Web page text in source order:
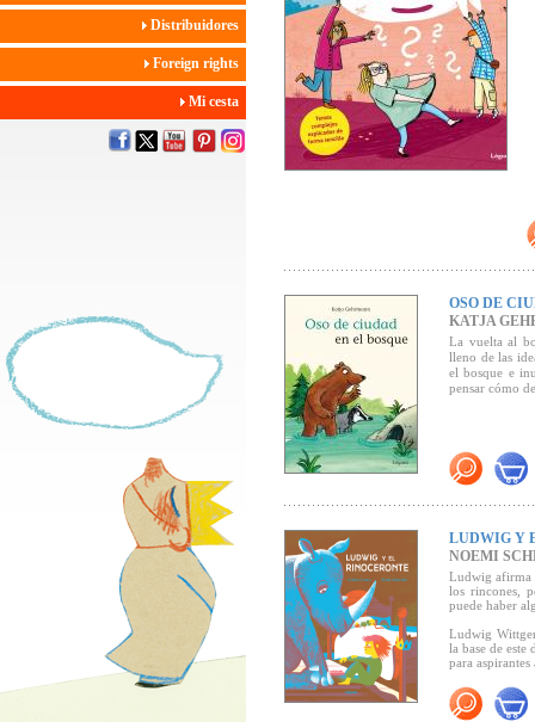
Distribuidores
Foreign rights
Mi cesta
OSO DE
KATJA
La vuelta al
lleno de las
el bosque e
pensar cómo
LUDWIG Y
NOEMI
Ludwig afirma
los rincones,
puede haber
Ludwig
la base de
para
Premio